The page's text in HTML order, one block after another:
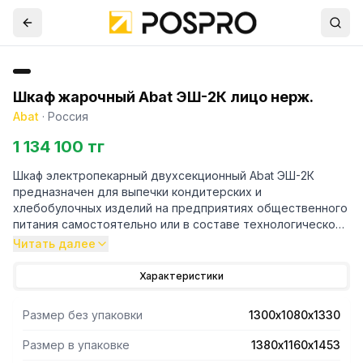
Шкаф жарочный Abat ЭШ-2К лицо нерж.
Abat · Россия
1 134 100 тг
Шкаф электропекарный двухсекционный Abat ЭШ-2К
предназначен для выпечки кондитерских и
хлебобулочных изделий на предприятиях общественного
питания самостоятельно или в составе технологической
линии.
- Вместимость каждой камеры:
–гастроемкостьGN-1/1–по3 шт.на камеру.
-ТЭН-ы выполнены изнержавеющей стали AISI 304 с
раздельной регулировкой мощностиверхних и нижних
Читать далее
Характеристики
Размер без упаковки 1300х1080х1330
Размер в упаковке 1380х1160х1453